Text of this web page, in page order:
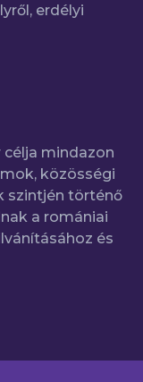
erdélyi
mindazon
közösségi
szintjén történő
a romániai
és